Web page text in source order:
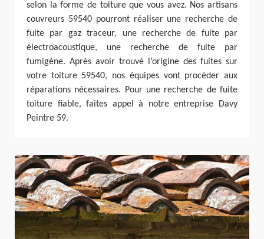
selon la forme de toiture que vous avez. Nos artisans
couvreurs 59540 pourront réaliser une recherche de
fuite par gaz traceur, une recherche de fuite par
électroacoustique, une recherche de fuite par
fumigène. Après avoir trouvé l’origine des fuites sur
votre toiture 59540, nos équipes vont procéder aux
réparations nécessaires. Pour une recherche de fuite
toiture fiable, faites appel à notre entreprise Davy
Peintre 59.